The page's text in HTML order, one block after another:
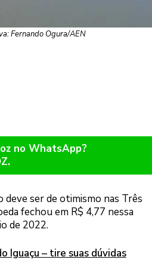
Fernando Ogura/AEN
no WhatsApp?
ser de otimismo nas Três
fechou em R$ 4,77 nessa
de 2022.
Iguaçu – tire suas dúvidas